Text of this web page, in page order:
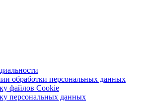
обработки персональных данных
файлов Cookie
персональных данных